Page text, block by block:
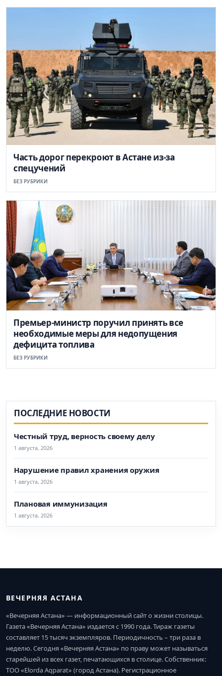
Часть дорог перекроют в Астане из-за
спецучений
БЕЗ РУБРИКИ
Премьер-министр поручил принять все
необходимые меры для недопущения
дефицита топлива
БЕЗ РУБРИКИ
ПОСЛЕДНИЕ НОВОСТИ
Честный труд, верность своему делу
1 августа, 2026
Нарушение правил хранения оружия
1 августа, 2026
Плановая иммунизация
1 августа, 2026
ВЕЧЕРНЯЯ АСТАНА
«Вечерняя Астана» — информационный сайт о жизни столицы.
Газета «Вечерняя Астана» издается с 1990 года. Тираж газеты
составляет 15 тысяч экземпляров. Периодичность – три раза в
неделю. Сегодня «Вечерняя Астана» по праву может называться
старейшей из всех газет, печатающихся в столице. Собственник:
ТОО «Elorda Aqparat» (город Астана). Регистрационное